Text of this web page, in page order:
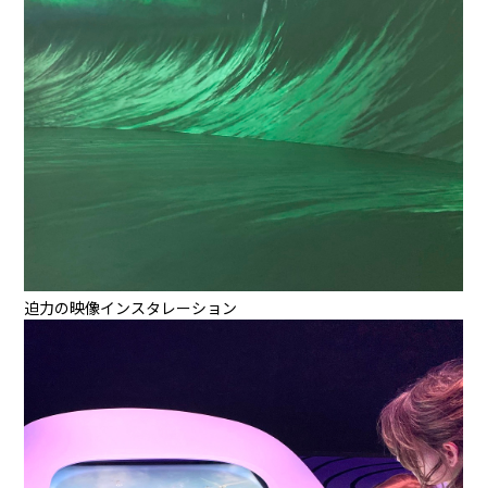
迫力の映像インスタレーション